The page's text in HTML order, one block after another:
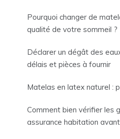
Pourquoi changer de
qualité de votre sommeil ?
Déclarer un dégât des
délais et pièces à fournir
Matelas en latex naturel :
Comment bien vérifier les
assurance habitation